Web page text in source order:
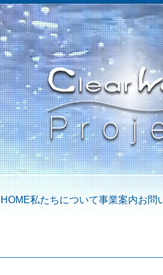
HOME私たちについて事業案内お問